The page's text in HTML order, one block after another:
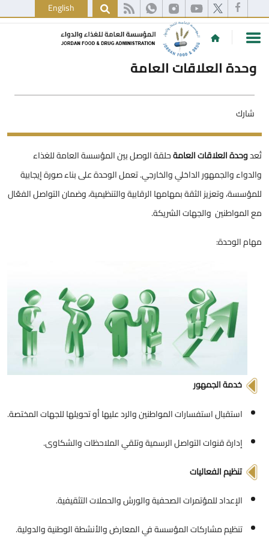
English
وحدة العلاقات العامة
شارك
تُعدوحدة العلاقات العامةحلقة الوصل بين المؤسسة العامة للغذاء
والدواء والجمهور الداخلي والخارجي. تعمل الوحدة على بناء صورة إيجابية
للمؤسسة، وتعزيز الثقة بمهامها الرقابية والتنظيمية، وضمان التواصل الفعّال
مع المواطنين والجهات الشريكة.
مهام الوحدة:
خدمة الجمهور
استقبال استفسارات المواطنين والرد عليها أو تحويلها للجهات المختصة.
إدارة قنوات التواصل الرسمية وتلقي الملاحظات والشكاوى.
تنظيم الفعاليات
الإعداد للمؤتمرات الصحفية والورش والحملات التثقيفية.
تنظيم مشاركات المؤسسة في المعارض والأنشطة الوطنية والدولية.